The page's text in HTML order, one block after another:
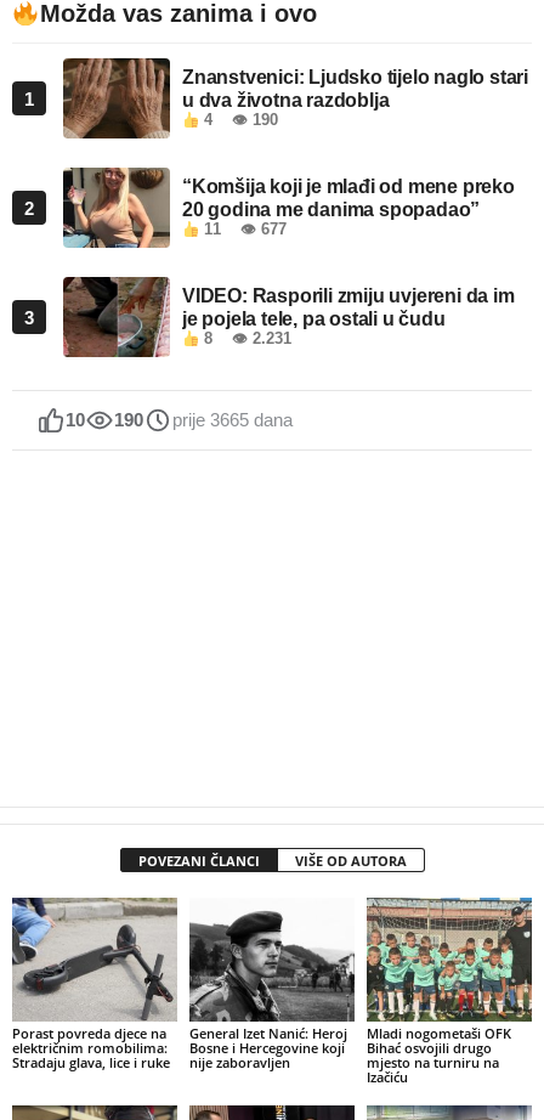
Možda vas zanima i ovo
1
Znanstvenici: Ljudsko tijelo naglo stari
u dva životna razdoblja
4 👁 190
2
“Komšija koji je mlađi od mene preko
20 godina me danima spopadao”
11 👁 677
3
VIDEO: Rasporili zmiju uvjereni da im
je pojela tele, pa ostali u čudu
8 👁 2.231
10 190 prije 3665 dana
POVEZANI ČLANCI VIŠE OD AUTORA
Porast povreda djece na
električnim romobilima:
Stradaju glava, lice i ruke
General Izet Nanić: Heroj
Bosne i Hercegovine koji
nije zaboravljen
Mladi nogometaši OFK
Bihać osvojili drugo
mjesto na turniru na
Izačiću